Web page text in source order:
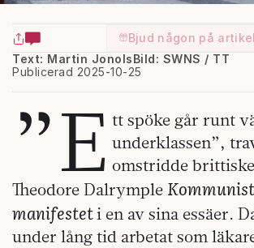
Bjud någon på
Text: Martin Jonols
Publicerad 2025-10-25
Bild: SWNS / TT
”E tt spöke går runt
underklassen”,
omstridde
Theodore Dalrymple
manifesteti en av sina essäer.
under lång tid arbetat som